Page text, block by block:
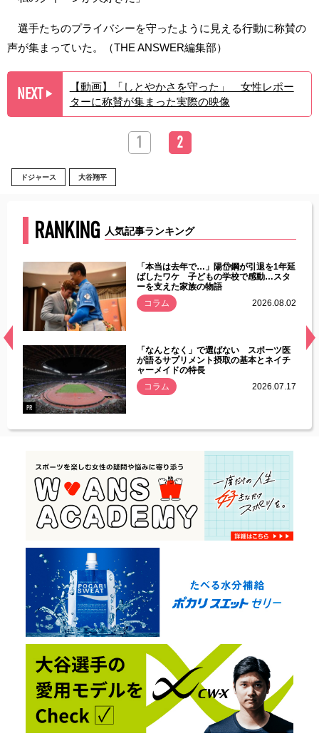
選手たちのプライバシーを守ったように見える行動に称賛の
声が集まっていた。（THE ANSWER編集部）
NEXT ▶︎
【動画】「しとやかさを守った」 女性レポー
ターに称賛が集まった実際の映像
1 2
ドジャース 大谷翔平
RANKING 人気記事ランキング
常
「本当は去年で…」陽岱鋼が引退を1年延
ばしたワケ 子どもの学校で感動…スタ
ーを支えた家族の物語
コラム
2026.08.02
PR
「なんとなく」で選ばない スポーツ医
が語るサプリメント摂取の基本とネイチ
ャーメイドの特長
コラム
2026.07.17